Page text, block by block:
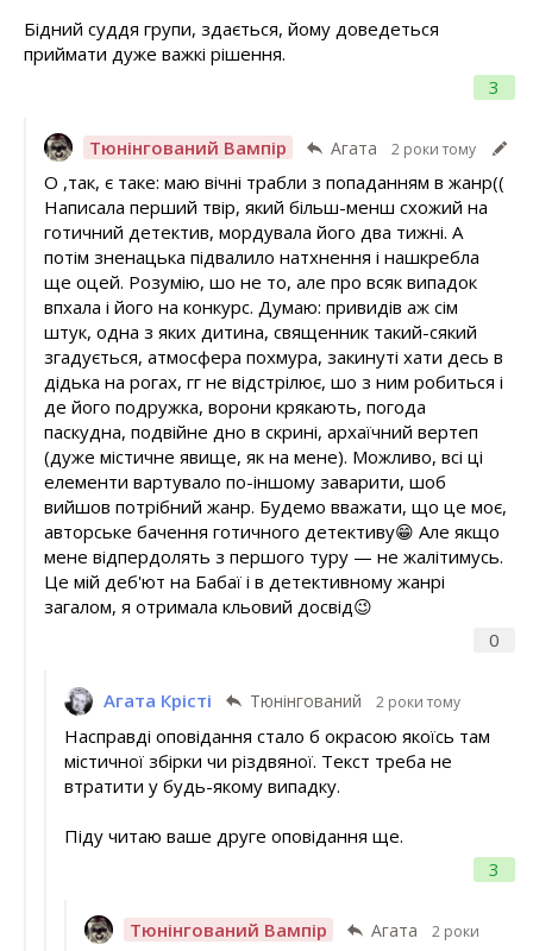
3
Бідний суддя групи, здається, йому доведеться
приймати дуже важкі рішення.
Тюнінгований Вампір Агата 2 роки тому
0
О ,так, є таке: маю вічні трабли з попаданням в жанр((
Написала перший твір, який більш-менш схожий на
готичний детектив, мордувала його два тижні. А
потім зненацька підвалило натхнення і нашкребла
ще оцей. Розумію, шо не то, але про всяк випадок
впхала і його на конкурс. Думаю: привидів аж сім
штук, одна з яких дитина, священник такий-сякий
згадується, атмосфера похмура, закинуті хати десь в
дідька на рогах, гг не відстрілює, шо з ним робиться і
де його подружка, ворони крякають, погода
паскудна, подвійне дно в скрині, архаїчний вертеп
(дуже містичне явище, як на мене). Можливо, всі ці
елементи вартувало по-іншому заварити, шоб
вийшов потрібний жанр. Будемо вважати, що це моє,
авторське бачення готичного детективу😁 Але якщо
мене відпердолять з першого туру — не жалітимусь.
Це мій деб'ют на Бабаї і в детективному жанрі
загалом, я отримала кльовий досвід😉
Агата Крісті Тюнінгований 2 роки тому
3
Насправді оповідання стало б окрасою якоїсь там
містичної збірки чи різдвяної. Текст треба не
втратити у будь-якому випадку.
Піду читаю ваше друге оповідання ще.
Тюнінгований Вампір Агата
2 роки